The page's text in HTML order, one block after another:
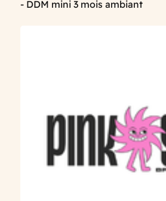
- DDM mini 3 mois ambiant